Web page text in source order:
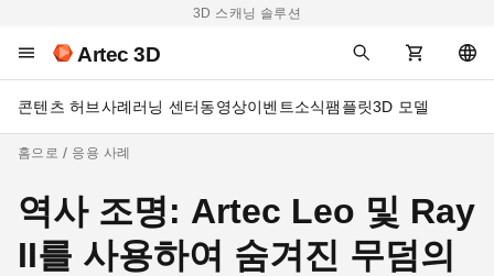
3D 스캐닝 솔루션
Artec 3D
콘텐츠 허브사례러닝 센터동영상이벤트소식팸플릿3D 모델
홈으로 응용 사례
역사 조명: Artec Leo 및 Ray
II를 사용하여 숨겨진 무덤의